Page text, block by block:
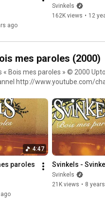
ago
Svinkels
162K views • 12
mes paroles (2000)
mes paroles » © 2000 Upton Park
http://www.youtube.com/
4:47
paroles
Svinkels -
Svinkels
21K views • 8